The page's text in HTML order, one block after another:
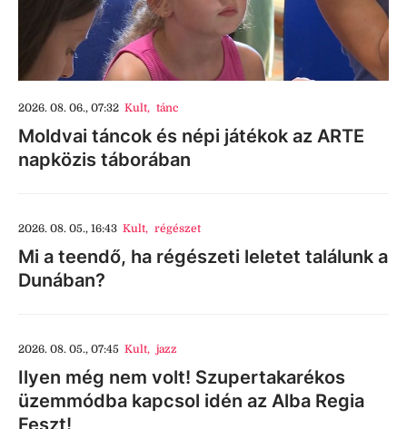
2026. 08. 06., 07:32 Kult, tánc
Moldvai táncok és népi játékok az ARTE
napközis táborában
2026. 08. 05., 16:43 Kult, régészet
Mi a teendő, ha régészeti leletet találunk a
Dunában?
2026. 08. 05., 07:45 Kult, jazz
Ilyen még nem volt! Szupertakarékos
üzemmódba kapcsol idén az Alba Regia
Feszt!